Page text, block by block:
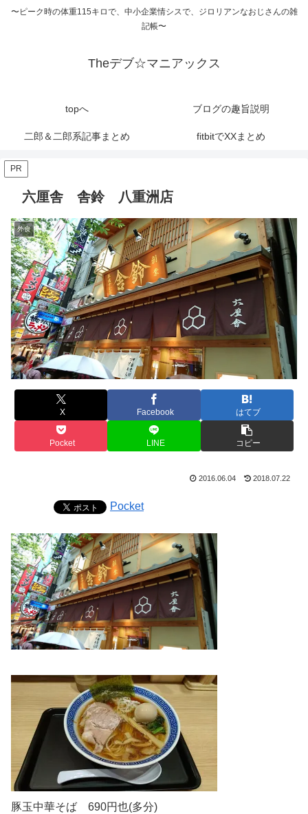
〜ピーク時の体重115キロで、中小企業情シスで、ジロリアンなおじさんの雑
記帳〜
Theデブ☆マニアックス
topへ ブログの趣旨説明
二郎＆二郎系記事まとめ fitbitでXXまとめ
PR
六厘舎 舎鈴 八重洲店
外食
X Facebook はてブ
Pocket LINE コピー
2016.06.04 2018.07.22
Pocket
豚玉中華そば 690円也(多分)